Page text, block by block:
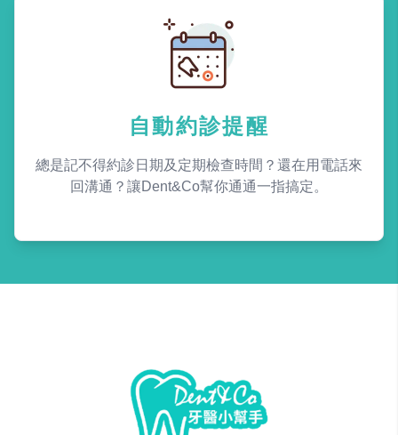
自動約診提醒
總是記不得約診日期及定期檢查時間？還在用電話來
回溝通？讓Dent&Co幫你通通一指搞定。